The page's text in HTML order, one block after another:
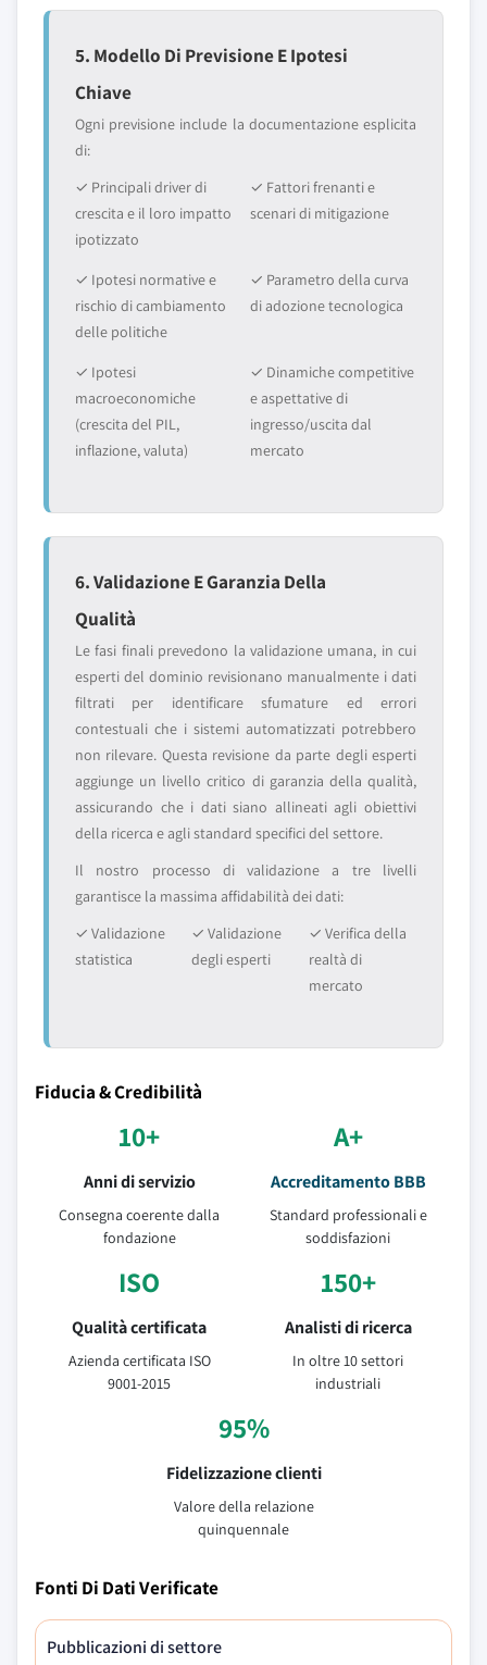
5. Modello Di Previsione E Ipotesi
Chiave
Ogni previsione include la documentazione esplicita
di:
✓ Principali driver di
crescita e il loro impatto
ipotizzato
✓ Fattori frenanti e
scenari di mitigazione
✓ Ipotesi normative e
rischio di cambiamento
delle politiche
✓ Parametro della curva
di adozione tecnologica
✓ Ipotesi
macroeconomiche
(crescita del PIL,
inflazione, valuta)
✓ Dinamiche competitive
e aspettative di
ingresso/uscita dal
mercato
6. Validazione E Garanzia Della
Qualità
Le fasi finali prevedono la validazione umana, in cui
esperti del dominio revisionano manualmente i dati
filtrati per identificare sfumature ed errori
contestuali che i sistemi automatizzati potrebbero
non rilevare. Questa revisione da parte degli esperti
aggiunge un livello critico di garanzia della qualità,
assicurando che i dati siano allineati agli obiettivi
della ricerca e agli standard specifici del settore.
Il nostro processo di validazione a tre livelli
garantisce la massima affidabilità dei dati:
✓ Validazione
statistica
✓ Validazione
degli esperti
✓ Verifica della
realtà di
mercato
Fiducia & Credibilità
10+
Anni di servizio
Consegna coerente dalla
fondazione
A+
Accreditamento BBB
Standard professionali e
soddisfazioni
ISO
Qualità certificata
Azienda certificata ISO
9001-2015
150+
Analisti di ricerca
In oltre 10 settori
industriali
95%
Fidelizzazione clienti
Valore della relazione
quinquennale
Fonti Di Dati Verificate
Pubblicazioni di settore